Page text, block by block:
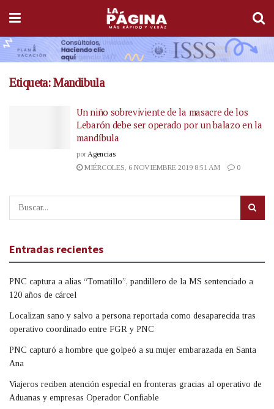
Etiqueta:Mandibula
Un niño sobreviviente de la masacre de los
Lebarón debe ser operado por un balazo en la
mandíbula
por Agencias
MIÉRCOLES, 6 NOVIEMBRE 2019 8:51 AM
0
Entradas recientes
PNC captura a alias “Tomatillo”, pandillero de la MS sentenciado a
120 años de cárcel
Localizan sano y salvo a persona reportada como desaparecida tras
operativo coordinado entre FGR y PNC
PNC capturó a hombre que golpeó a su mujer embarazada en Santa
Ana
Viajeros reciben atención especial en fronteras gracias al operativo de
Aduanas y empresas Operador Confiable